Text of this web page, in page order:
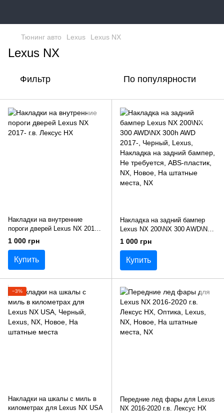
Тюнинг авто Lexus Lexus NX
Lexus NX
Фильтр По популярности
Накладки на внутренние
пороги дверей Lexus NX 2017-
г.в. Лексус НХ
1 000 грн
Купить
Накладка на задний бампер
Lexus NX 200\NX 300 AWD\NX
300h AWD 2017-
1 000 грн
Купить
−3%
Накладки на шкалы с миль в
километрах для Lexus NX USA
Передние лед фары для Lexus
NX 2016-2020 г.в. Лексус НХ